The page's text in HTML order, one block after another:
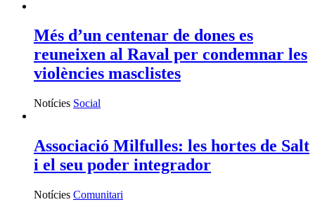
Més d’un centenar de dones es
reuneixen al Raval per condemnar les
violències masclistes
Notícies Social
Associació Milfulles: les hortes de Salt
i el seu poder integrador
Notícies Comunitari